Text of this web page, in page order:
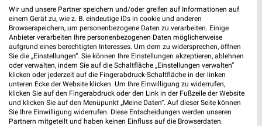
Sonderpreis Baumarkt Prospekte & Angebote für
Kaufbeuren
Sport 2000 Prospekte, Angebote & Aktionen
Wir und unsere Partner speichern und/oder greifen auf Informationen auf
einem Gerät zu, wie z. B. eindeutige IDs in cookie und anderen
Browserspeichern, um personenbezogene Daten zu verarbeiten. Einige
Anbieter verarbeiten Ihre personenbezogenen Daten möglicherweise
aufgrund eines berechtigten Interesses. Um dem zu widersprechen, öffnen
Sie die „Einstellungen“. Sie können Ihre Einstellungen akzeptieren, ablehnen
oder verwalten, indem Sie auf die Schaltfläche „Einstellungen verwalten“
klicken oder jederzeit auf die Fingerabdruck-Schaltfläche in der linken
unteren Ecke der Website klicken. Um Ihre Einwilligung zu widerrufen,
klicken Sie auf den Fingerabdruck oder den Link in der Fußzeile der Website
und klicken Sie auf den Menüpunkt „Meine Daten“. Auf dieser Seite können
Sie Ihre Einwilligung widerrufen. Diese Entscheidungen werden unseren
Partnern mitgeteilt und haben keinen Einfluss auf die Browserdaten.